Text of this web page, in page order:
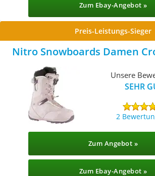
Zum Ebay-Angebot »
Preis-Leistungs-Sieger
Nitro Snowboards Damen
Unsere
SEHR
2
Zum Angebot »
Zum Ebay-Angebot »